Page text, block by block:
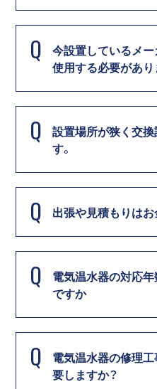
Q
今設置しているメ
使用する必要があり
Q
設置場所が狭く交
す。
Q 出張や見積もりは
Q
電気温水器の対応年
ですか
Q
電気温水器の修理
要しますか？